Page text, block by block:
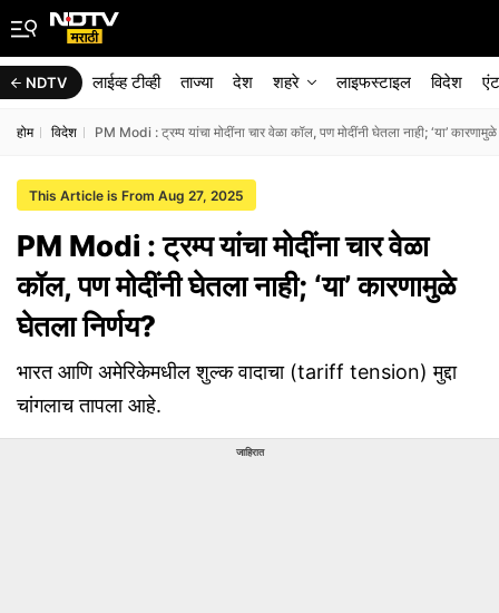
NDTV लाईव्ह टीव्ही ताज्या देश शहरे लाइफस्टाइल विदेश
होम विदेश PM Modi : ट्रम्प यांचा मोदींना चार वेळा कॉल, पण मोदींनी घेतला नाही; ‘या’
This Article is From Aug 27, 2025
PM Modi : ट्रम्प यांचा मोदींना चार वेळा
कॉल, पण मोदींनी घेतला नाही; ‘या’ कारणामुळे
घेतला निर्णय?
भारत आणि अमेरिकेमधील शुल्क वादाचा (tariff tension) मुद्दा
चांगलाच तापला आहे.
जाहिरात